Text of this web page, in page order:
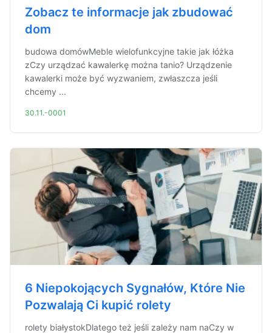
Zobacz te informacje jak zbudować
dom
budowa domówMeble wielofunkcyjne takie jak łóżka
zCzy urządzać kawalerkę można tanio? Urządzenie
kawalerki może być wyzwaniem, zwłaszcza jeśli
chcemy ...
30.11.-0001
6 Niepokojących Sygnałów, Które Nie
Pozwalają Ci kupić rolety
rolety białystokDlatego też jeśli zależy nam naCzy w